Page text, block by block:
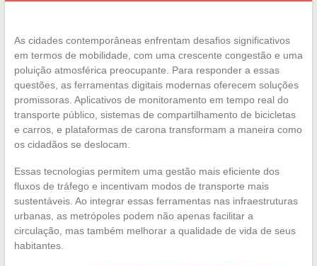
As cidades contemporâneas enfrentam desafios significativos
em termos de mobilidade, com uma crescente congestão e uma
poluição atmosférica preocupante. Para responder a essas
questões, as ferramentas digitais modernas oferecem soluções
promissoras. Aplicativos de monitoramento em tempo real do
transporte público, sistemas de compartilhamento de bicicletas
e carros, e plataformas de carona transformam a maneira como
os cidadãos se deslocam.
Essas tecnologias permitem uma gestão mais eficiente dos
fluxos de tráfego e incentivam modos de transporte mais
sustentáveis. Ao integrar essas ferramentas nas infraestruturas
urbanas, as metrópoles podem não apenas facilitar a
circulação, mas também melhorar a qualidade de vida de seus
habitantes.